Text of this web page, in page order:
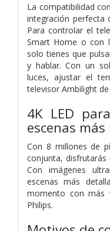
La compatibilidad
integración perfecta
Para controlar el
Smart Home o con
solo tienes que
y hablar. Con un
luces, ajustar el
televisor Ambilight de
4K LED
escenas
Con 8 millones de
conjunta, disfrutarás
Con imágenes
escenas más
momento con más
Philips.